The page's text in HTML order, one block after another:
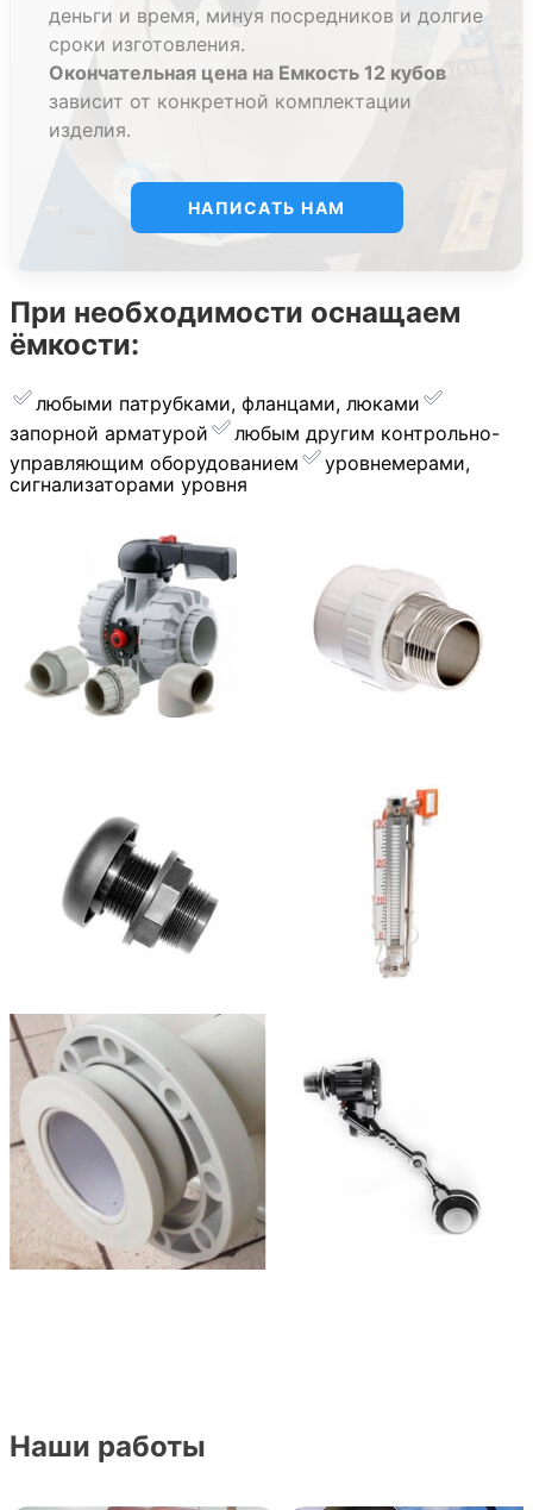
Наши работы
деньги и время, минуя посредников и долгие
сроки изготовления.
Окончательная цена на Емкость 12 кубов
зависит от конкретной комплектации
изделия.
НАПИСАТЬ НАМ
При необходимости оснащаем
ёмкости:
любыми патрубками, фланцами, люками
запорной арматурой
︎любым другим контрольно-
управляющим оборудованием
уровнемерами,
сигнализаторами уровня